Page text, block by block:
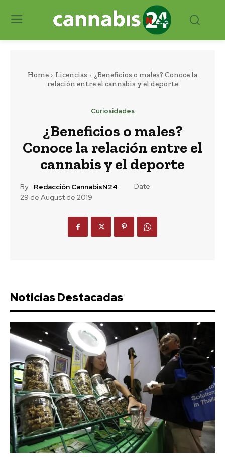
Home Licencias
¿Beneficios o males? Conoce la
relación entre el cannabis y el deporte
Curiosidades
¿Beneficios o males?
Conoce la relación entre el
cannabis y el deporte
By: Redacción CannabisN24
Date:
29 de August de 2019
Noticias Destacadas